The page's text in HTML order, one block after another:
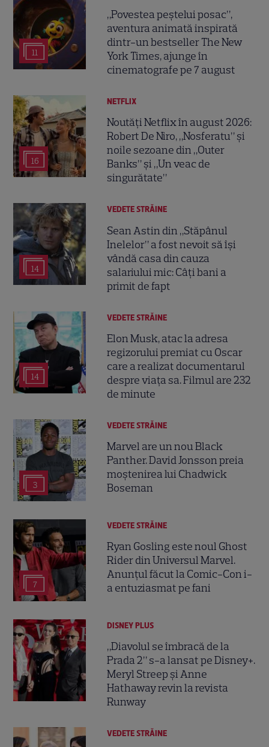
11
„Povestea peștelui posac”,
aventura animată inspirată
dintr-un bestseller The New
York Times, ajunge în
cinematografe pe 7 august
16
NETFLIX
Noutăți Netflix în august 2026:
Robert De Niro, „Nosferatu” și
noile sezoane din „Outer
Banks” și „Un veac de
singurătate”
14
VEDETE STRĂINE
Sean Astin din „Stăpânul
Inelelor” a fost nevoit să își
vândă casa din cauza
salariului mic: Câți bani a
primit de fapt
14
VEDETE STRĂINE
Elon Musk, atac la adresa
regizorului premiat cu Oscar
care a realizat documentarul
despre viața sa. Filmul are 232
de minute
3
VEDETE STRĂINE
Marvel are un nou Black
Panther. David Jonsson preia
moștenirea lui Chadwick
Boseman
7
VEDETE STRĂINE
Ryan Gosling este noul Ghost
Rider din Universul Marvel.
Anunțul făcut la Comic-Con i-
a entuziasmat pe fani
DISNEY PLUS
„Diavolul se îmbracă de la
Prada 2” s-a lansat pe Disney+.
Meryl Streep și Anne
Hathaway revin la revista
Runway
VEDETE STRĂINE